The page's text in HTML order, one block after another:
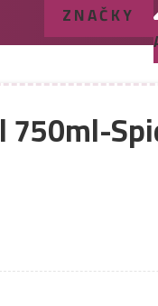
ZNAČKY
750ml-